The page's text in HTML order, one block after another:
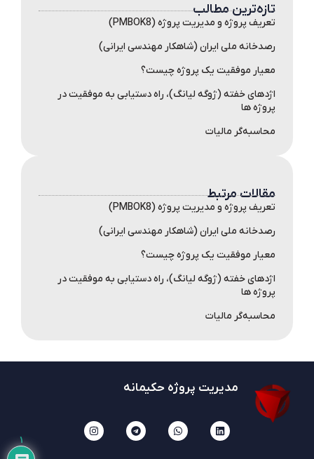
تازه‌ترین مطالب
تعریف پروژه و مدیریت پروژه (PMBOK8)
رصدخانه ملی ایران (شاهکار مهندسی ایرانی)
معیار موفقیت یک پروژه چیست؟
اژدهای خفته (ژوگه لیانگ)، راه دستیابی به موفقیت در
پروژه ها
محاسبه‌گر مالیات
مقالات مرتبط
تعریف پروژه و مدیریت پروژه (PMBOK8)
رصدخانه ملی ایران (شاهکار مهندسی ایرانی)
معیار موفقیت یک پروژه چیست؟
اژدهای خفته (ژوگه لیانگ)، راه دستیابی به موفقیت در
پروژه ها
محاسبه‌گر مالیات
مدیریت پروژه حکیمانه
۱